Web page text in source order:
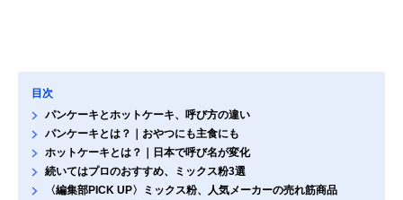
目次
パンケーキとホットケーキ、呼び方の違い
パンケーキとは？｜おやつにも主食にも
ホットケーキとは？｜日本で呼び名が変化
続いてはプロのおすすめ、ミックス粉3選
〈編集部PICK UP〉ミックス粉、人気メーカーの売れ筋商品